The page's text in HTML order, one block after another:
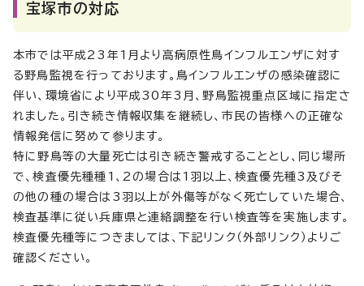
宝塚市の対応
本市では平成23年1月より高病原性鳥インフルエンザに対す
る野鳥監視を行っております。鳥インフルエンザの感染確認に
伴い、環境省により平成30年3月、野鳥監視重点区域に指定さ
れました。引き続き情報収集を継続し、市民の皆様への正確な
情報発信に努めて参ります。
特に野鳥等の大量死亡は引き続き警戒することとし、同じ場所
で、検査優先種種1、2の場合は1羽以上、検査優先種3及びそ
の他の種の場合は3羽以上が外傷等がなく死亡していた場合、
検査基準に従い兵庫県と連絡調整を行い検査等を実施します。
検査優先種等につきましては、下記リンク（外部リンク）よりご
確認ください。